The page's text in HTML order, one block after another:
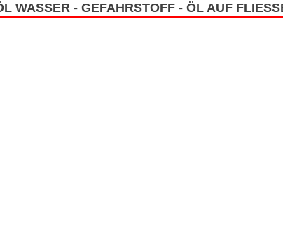
WASSER - GEFAHRSTOFF - ÖL AUF